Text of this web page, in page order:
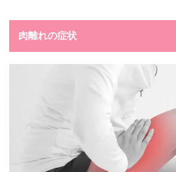
肉離れの症状